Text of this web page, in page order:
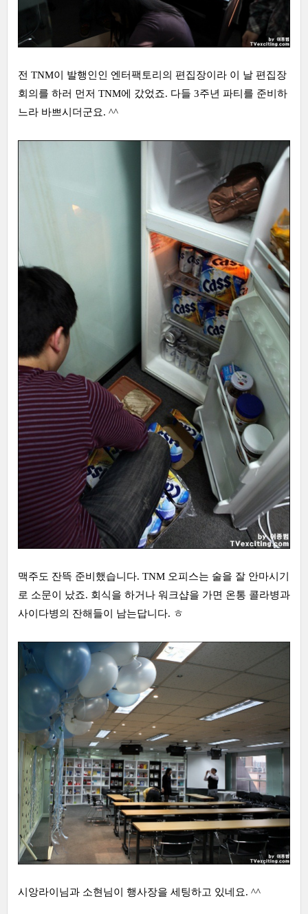
전 TNM이 발행인인 엔터팩토리의 편집장이라 이 날 편집장
회의를 하러 먼저 TNM에 갔었죠. 다들 3주년 파티를 준비하
느라 바쁘시더군요. ^^
맥주도 잔뜩 준비했습니다. TNM 오피스는 술을 잘 안마시기
로 소문이 났죠. 회식을 하거나 워크샵을 가면 온통 콜라병과
사이다병의 잔해들이 남는답니다. ㅎ
시앙라이님과 소현님이 행사장을 세팅하고 있네요. ^^